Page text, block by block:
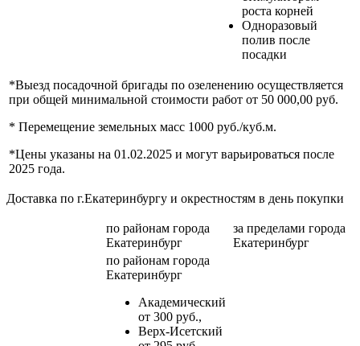
роста корней
Одноразовый
полив после
посадки
*Выезд посадочной бригады по озеленению осуществляется
при общей минимальной стоимости работ от 50 000,00 руб.
* Перемещение земельных масс 1000 руб./куб.м.
*Цены указаны на 01.02.2025 и могут варьироваться после
2025 года.
Доставка по г.Екатеринбургу и окрестностям в день покупки
по районам города
Екатеринбург
за пределами города
Екатеринбург
по районам города
Екатеринбург
Академический
от 300 руб.,
Верх-Исетский